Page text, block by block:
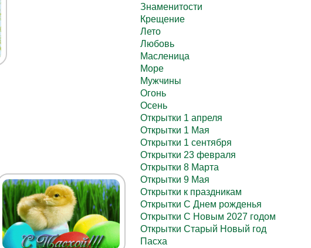
Знаменитости
Крещение
Лето
Любовь
Масленица
Море
Мужчины
Огонь
Осень
Открытки 1 апреля
Открытки 1 Мая
Открытки 1 сентября
Открытки 23 февраля
Открытки 8 Марта
Открытки 9 Мая
Открытки к праздникам
Открытки С Днем рожденья
Открытки С Новым 2027 годом
Открытки Старый Новый год
Пасха